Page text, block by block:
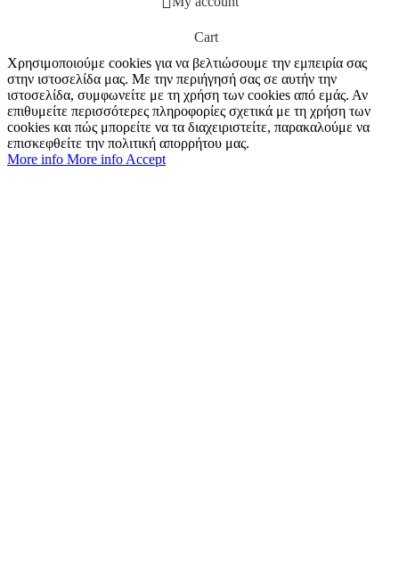
Cart
Χρησιμοποιούμε cookies για να βελτιώσουμε την εμπειρία σας
στην ιστοσελίδα μας. Με την περιήγησή σας σε αυτήν την
ιστοσελίδα, συμφωνείτε με τη χρήση των cookies από εμάς. Αν
επιθυμείτε περισσότερες πληροφορίες σχετικά με τη χρήση των
cookies και πώς μπορείτε να τα διαχειριστείτε, παρακαλούμε να
επισκεφθείτε την πολιτική απορρήτου μας.
More info More info Accept